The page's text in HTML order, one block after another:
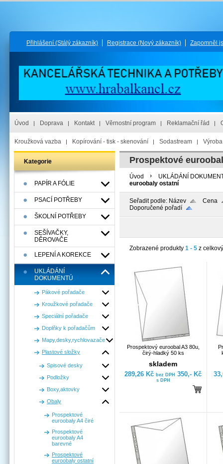
Přihlášení (Stálý zákazník) Registrace (Nový zákazník) Zapomněl
Úvod Doprava Kontakt Věrnostní program Reklamační řád
Kroužková vazba Kopírování - tisk - skenování Sodastream
Kategorie
PAPÍR A FÓLIE
PSACÍ POTŘEBY
ŠKOLNÍ POTŘEBY
SEŠÍVAČKY,
DĚROVAČE
LEPENÍ A KOREKCE
UKLÁDÁNÍ
DOKUMENTÚ
Pákové pořadače
Kroužkové pořadače
Speciální pořadače
Doplňky k pořadačům
Mapy,desky,rychlovazače
Plastové složky
Spisové desky
Podložky
Boxy,aktovky
Obaly
Prospektové
euroobaly A4 čiré
Prospektové
euroobaly A4
barevné
Prospektové
euroobaly ostatní
Prospektové
Úvod
UKLÁDÁNÍ
euroobaly ostatní
Seřadit podle: Název
Cena
Doporučené pořadí
Zobrazené produkty 1 - 5 z
Prospektový euroobal A3 80u,
čirý-hladký 50 ks
skladem
289,26 Kč bez DPH 350,- Kč
s DPH